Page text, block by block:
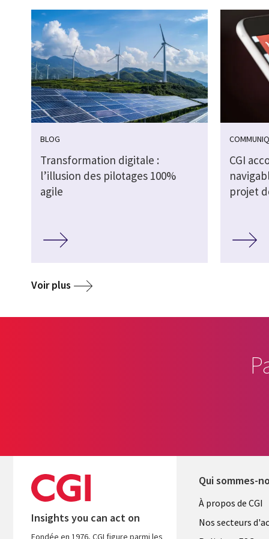
BLOG
Transformation digitale :
l’illusion des pilotages 100%
agile
CGI
projet
Voir plus
Insights you can act on
Fondée en 1976, CGI figure parmi les
Qui sommes-
Useful
links
À propos de CGI
Nos secteurs